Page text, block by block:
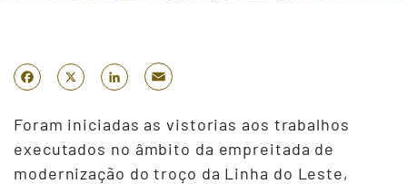
Facebook
X LinkedIn
Foram iniciadas as vistorias aos trabalhos
executados no âmbito da empreitada de
modernização do troço da Linha do Leste,